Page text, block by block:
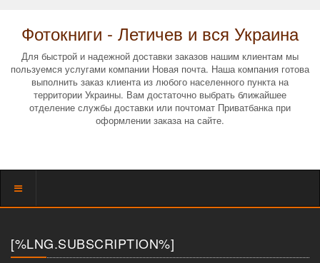
Фотокниги - Летичев и вся Украина
Для быстрой и надежной доставки заказов нашим клиентам мы
пользуемся услугами компании Новая почта. Наша компания готова
выполнить заказ клиента из любого населенного пункта на
территории Украины. Вам достаточно выбрать ближайшее
отделение службы доставки или почтомат Приватбанка при
оформлении заказа на сайте.
Показать
[%LNG.SUBSCRIPTION%]